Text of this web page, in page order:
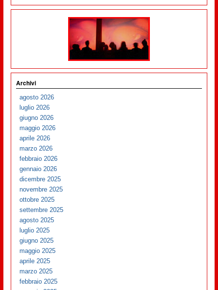
Archivi
agosto 2026
luglio 2026
giugno 2026
maggio 2026
aprile 2026
marzo 2026
febbraio 2026
gennaio 2026
dicembre 2025
novembre 2025
ottobre 2025
settembre 2025
agosto 2025
luglio 2025
giugno 2025
maggio 2025
aprile 2025
marzo 2025
febbraio 2025